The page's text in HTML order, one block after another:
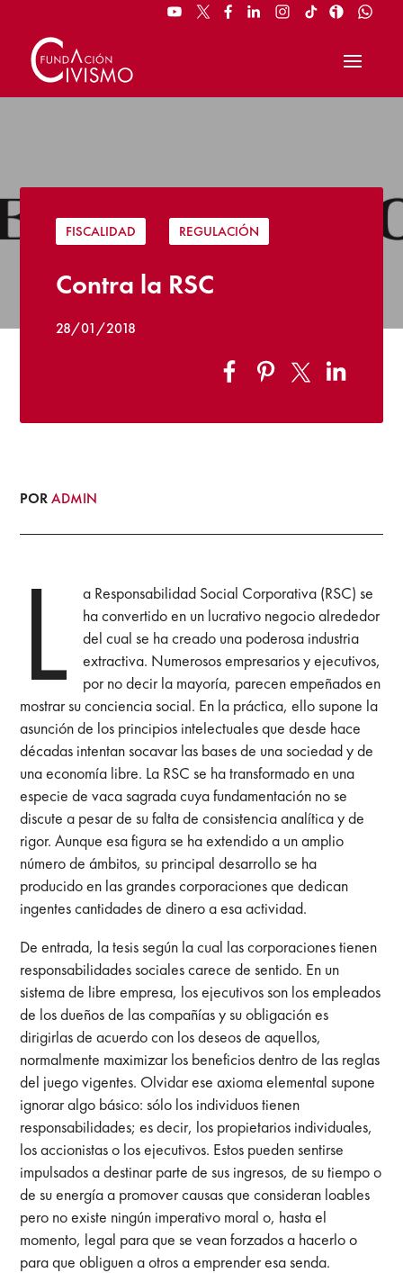
FISCALIDAD REGULACIÓN
Contra la RSC
28/01/2018
PORADMIN
L
a Responsabilidad Social Corporativa (RSC) se
ha convertido en un lucrativo negocio alrededor
del cual se ha creado una poderosa industria
extractiva. Numerosos empresarios y ejecutivos,
por no decir la mayoría, parecen empeñados en
mostrar su conciencia social. En la práctica, ello supone la
asunción de los principios intelectuales que desde hace
décadas intentan socavar las bases de una sociedad y de
una economía libre. La RSC se ha transformado en una
especie de vaca sagrada cuya fundamentación no se
discute a pesar de su falta de consistencia analítica y de
rigor. Aunque esa figura se ha extendido a un amplio
número de ámbitos, su principal desarrollo se ha
producido en las grandes corporaciones que dedican
ingentes cantidades de dinero a esa actividad.
De entrada, la tesis según la cual las corporaciones tienen
responsabilidades sociales carece de sentido. En un
sistema de libre empresa, los ejecutivos son los empleados
de los dueños de las compañías y su obligación es
dirigirlas de acuerdo con los deseos de aquellos,
normalmente maximizar los beneficios dentro de las reglas
del juego vigentes. Olvidar ese axioma elemental supone
ignorar algo básico: sólo los individuos tienen
responsabilidades; es decir, los propietarios individuales,
los accionistas o los ejecutivos. Estos pueden sentirse
impulsados a destinar parte de sus ingresos, de su tiempo o
de su energía a promover causas que consideran loables
pero no existe ningún imperativo moral o, hasta el
momento, legal para que se vean forzados a hacerlo o
para que obliguen a otros a emprender esa senda.